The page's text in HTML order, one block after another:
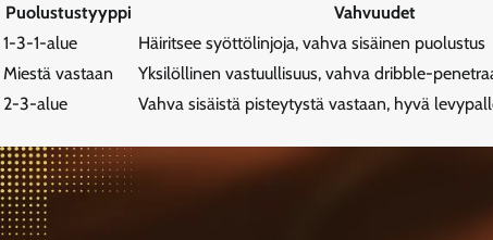
Puolustustyyppi Vahvuudet
1-3-1-alue
Häiritsee syöttölinjoja, vahva sisäinen puolustus
Miestä vastaan
Yksilöllinen vastuullisuus, vahva dribble-
2-3-alue
Vahva sisäistä pisteytystä vastaan, hyvä